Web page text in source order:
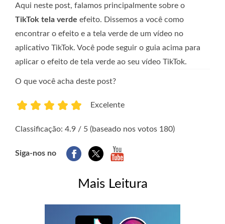
Aqui neste post, falamos principalmente sobre o
TikTok tela verde efeito. Dissemos a você como
encontrar o efeito e a tela verde de um vídeo no
aplicativo TikTok. Você pode seguir o guia acima para
aplicar o efeito de tela verde ao seu vídeo TikTok.
O que você acha deste post?
Excelente
Classificação: 4.9 / 5 (baseado nos votos 180)
Siga-nos no
Mais Leitura